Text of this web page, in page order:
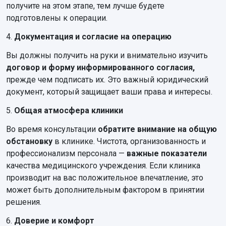
получите на этом этапе, тем лучше будете
подготовлены к операции.
4. Документация и согласие на операцию
Вы должны получить на руки и внимательно изучить
договор и форму информированного согласия,
прежде чем подписать их. Это важный юридический
документ, который защищает ваши права и интересы.
5. Общая атмосфера клиники
Во время консультации обратите внимание на общую
обстановку в клинике. Чистота, организованность и
профессионализм персонала — важные показатели
качества медицинского учреждения. Если клиника
производит на вас положительное впечатление, это
может быть дополнительным фактором в принятии
решения.
6. Доверие и комфорт